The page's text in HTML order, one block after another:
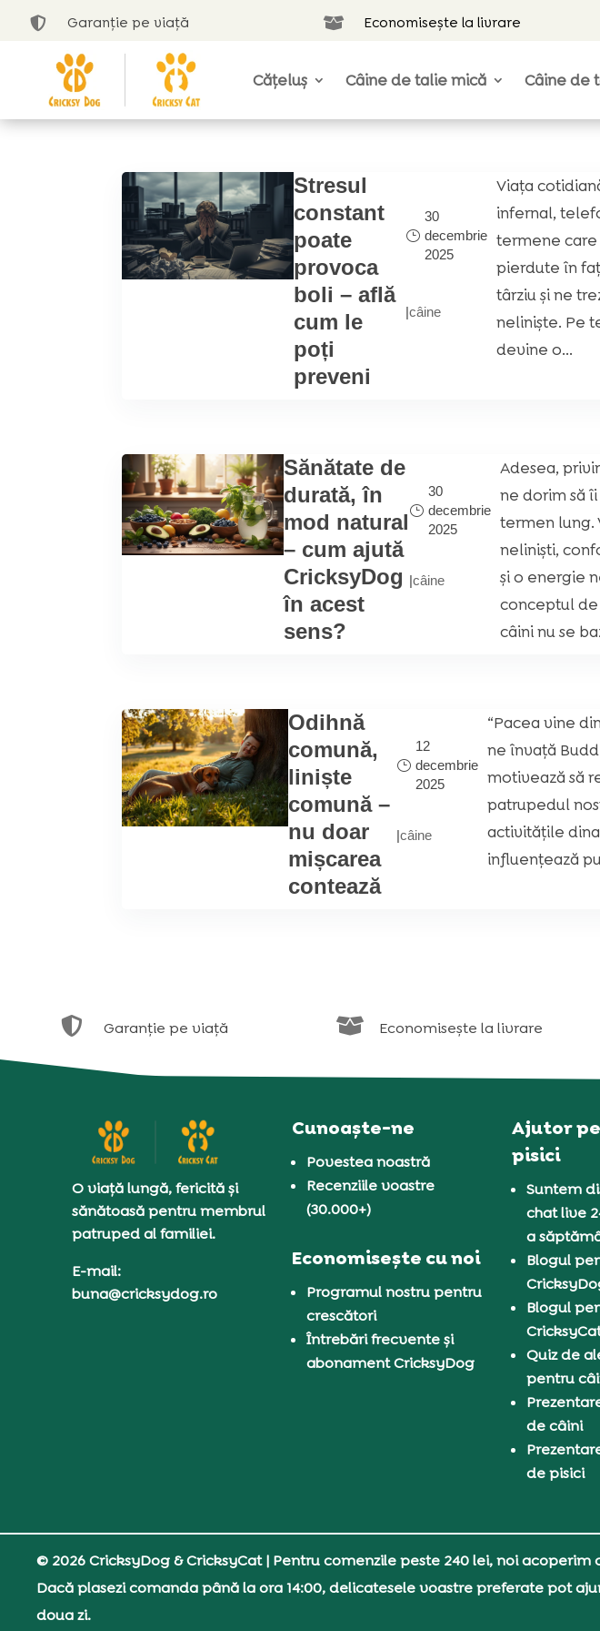
 Garanție pe viață  Economisește la livrare
Cățeluș Câine de talie mică Câine de
Stresul
constant
poate
provoca
boli – află
cum le
poți
preveni
30
decembrie
2025
|câine
Viața
infernal,
termene care
pierdute în
târziu și ne
neliniște. Pe
devine o...
Sănătate de
durată, în
mod natural
– cum ajută
CricksyDog
în acest
sens?
30
decembrie
2025
|câine
Adesea,
ne dorim să
termen lung.
neliniști,
și o energie
conceptul
câini nu se
Odihnă
comună,
liniște
comună –
nu doar
mișcarea
contează
12
decembrie
2025
|câine
“Pacea vine
ne învață
motivează să
patrupedul
activitățile
influențează
 Garanție pe viață  Economisește la livrare
O viață lungă, fericită și
sănătoasă pentru membrul
patruped al familiei.
E-mail:
buna@cricksydog.ro
Cunoaște-ne
Povestea noastră
Recenziile voastre
(30.000+)
Economisește cu noi
Programul nostru pentru
crescători
Întrebări frecvente și
abonament CricksyDog
Ajutor
pisici
Suntem
chat live
a
Blogul
Blogul
Quiz de
pentru
de câini
de pisici
© 2026 CricksyDog & CricksyCat| Pentru comenzile peste 240 lei, noi acoperim
Dacă plasezi comanda până la ora 14:00, delicatesele voastre preferate pot
doua zi.